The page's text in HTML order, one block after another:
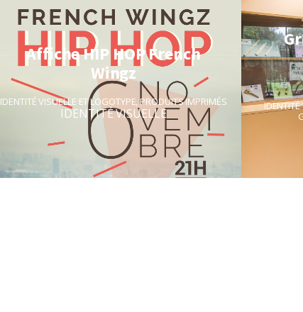
Affiche HIP HOP French
Wingz
IDENTITÉ VISUELLE ET LOGOTYPE,PRODUITS IMPRIMÉS
IDENTITÉ VISUELLE IDENTITÉ